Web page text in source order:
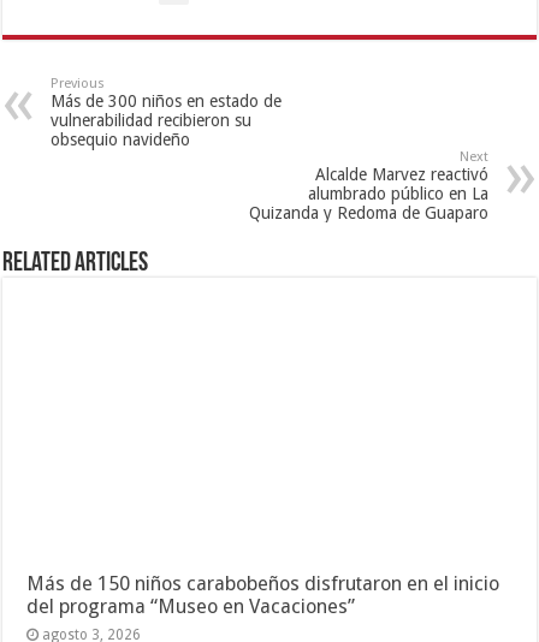
Previous
Más de 300 niños en estado de
vulnerabilidad recibieron su
obsequio navideño
Next
Alcalde Marvez reactivó
alumbrado público en La
Quizanda y Redoma de Guaparo
Related Articles
Más de 150 niños carabobeños disfrutaron en el inicio
del programa “Museo en Vacaciones”
agosto 3, 2026